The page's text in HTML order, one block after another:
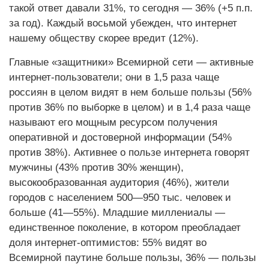
такой ответ давали 31%, то сегодня — 36% (+5 п.п.
за год). Каждый восьмой убежден, что интернет
нашему обществу скорее вредит (12%).
Главные «защитники» Всемирной сети — активные
интернет-пользователи; они в 1,5 раза чаще
россиян в целом видят в нем больше пользы (56%
против 36% по выборке в целом) и в 1,4 раза чаще
называют его мощным ресурсом получения
оперативной и достоверной информации (54%
против 38%). Активнее о пользе интернета говорят
мужчины (43% против 30% женщин),
высокообразованная аудитория (46%), жители
городов с населением 500—950 тыс. человек и
больше (41—55%). Младшие миллениалы —
единственное поколение, в котором преобладает
доля интернет-оптимистов: 55% видят во
Всемирной паутине больше пользы, 36% — пользы